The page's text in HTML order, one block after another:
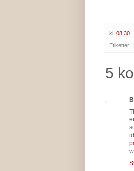
kl. 08:30
Etiketter:
5